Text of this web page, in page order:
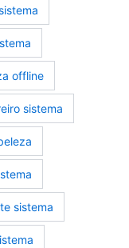
offline
sistema
sistema